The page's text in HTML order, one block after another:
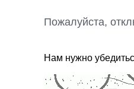
Пожалуйста,
Нам нужно